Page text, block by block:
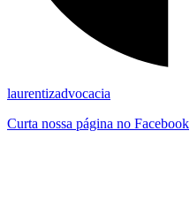
laurentizadvocacia
Curta nossa página no Facebook